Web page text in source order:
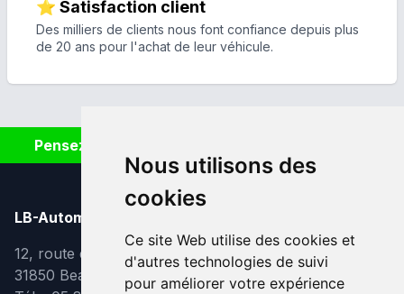
Nous utilisons des
cookies
Ce site Web utilise des cookies et
d'autres technologies de suivi
pour améliorer votre expérience
⭐ Satisfaction client
Des milliers de clients nous font confiance depuis plus
de 20 ans pour l'achat de leur véhicule.
Pensez à covoiturer #SeDéplacerMoinsPolluer
LB-Automobiles.com
12, route de Lavaur
31850 Beaupuy